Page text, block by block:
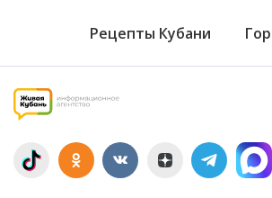
Рецепты Кубани